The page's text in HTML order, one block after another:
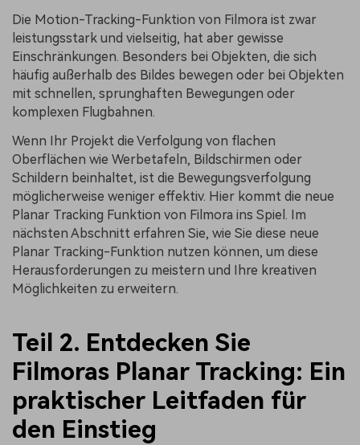
Die Motion-Tracking-Funktion von Filmora ist zwar
leistungsstark und vielseitig, hat aber gewisse
Einschränkungen. Besonders bei Objekten, die sich
häufig außerhalb des Bildes bewegen oder bei Objekten
mit schnellen, sprunghaften Bewegungen oder
komplexen Flugbahnen.
Wenn Ihr Projekt die Verfolgung von flachen
Oberflächen wie Werbetafeln, Bildschirmen oder
Schildern beinhaltet, ist die Bewegungsverfolgung
möglicherweise weniger effektiv. Hier kommt die neue
Planar Tracking Funktion von Filmora ins Spiel. Im
nächsten Abschnitt erfahren Sie, wie Sie diese neue
Planar Tracking-Funktion nutzen können, um diese
Herausforderungen zu meistern und Ihre kreativen
Möglichkeiten zu erweitern.
Teil 2. Entdecken Sie
Filmoras Planar Tracking: Ein
praktischer Leitfaden für
den Einstieg